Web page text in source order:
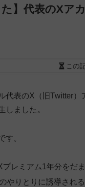
た】代表のXア
この
代表のX（旧Twitter
しました。
す。
プレミアム1年分をだ
やりとりに誘導される